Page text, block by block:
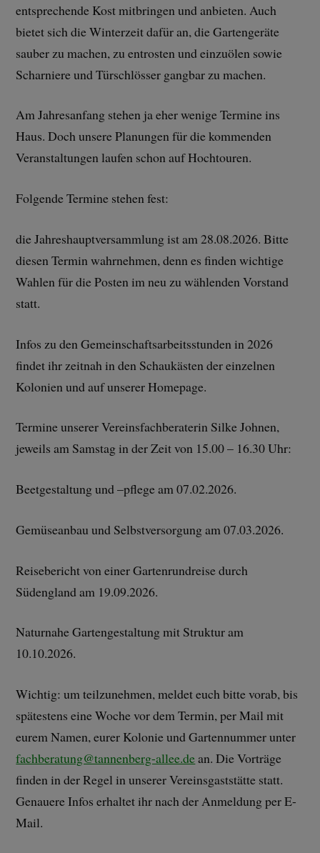
entsprechende Kost mitbringen und anbieten. Auch
bietet sich die Winterzeit dafür an, die Gartengeräte
sauber zu machen, zu entrosten und einzuölen sowie
Scharniere und Türschlösser gangbar zu machen.
Am Jahresanfang stehen ja eher wenige Termine ins
Haus. Doch unsere Planungen für die kommenden
Veranstaltungen laufen schon auf Hochtouren.
Folgende Termine stehen fest:
die Jahreshauptversammlung ist am 28.08.2026. Bitte
diesen Termin wahrnehmen, denn es finden wichtige
Wahlen für die Posten im neu zu wählenden Vorstand
statt.
Infos zu den Gemeinschaftsarbeitsstunden in 2026
findet ihr zeitnah in den Schaukästen der einzelnen
Kolonien und auf unserer Homepage.
Termine unserer Vereinsfachberaterin Silke Johnen,
jeweils am Samstag in der Zeit von 15.00 – 16.30 Uhr:
Beetgestaltung und –pflege am 07.02.2026.
Gemüseanbau und Selbstversorgung am 07.03.2026.
Reisebericht von einer Gartenrundreise durch
Südengland am 19.09.2026.
Naturnahe Gartengestaltung mit Struktur am
10.10.2026.
Wichtig: um teilzunehmen, meldet euch bitte vorab, bis
spätestens eine Woche vor dem Termin, per Mail mit
eurem Namen, eurer Kolonie und Gartennummer unter
fachberatung@tannenberg-allee.dean. Die Vorträge
finden in der Regel in unserer Vereinsgaststätte statt.
Genauere Infos erhaltet ihr nach der Anmeldung per E-
Mail.